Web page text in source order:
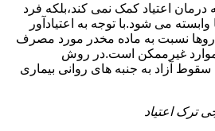
درمان اعتیاد کمک نمی کند،بلکه فرد
می شود.با توجه به اعتیادآور
نسبت به ماده مخدر مورد مصرف
غیرممکن است.در روش
آزاد به جنبه های روانی بیماری
ترک اعتیاد